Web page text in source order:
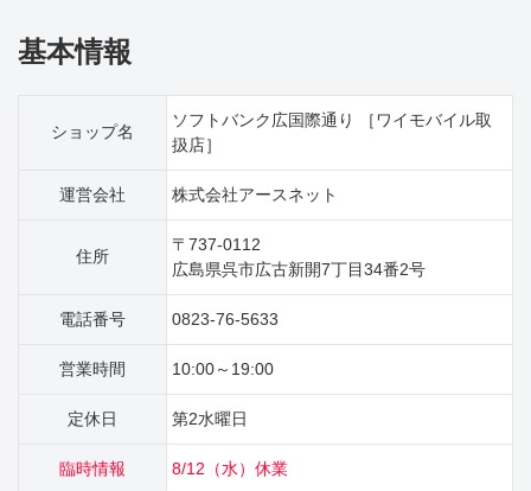
基本情報
ショップ名
ソフトバンク広国際通り ［ワイモバイル取
扱店］
運営会社 株式会社アースネット
住所
〒737-0112
広島県呉市広古新開7丁目34番2号
電話番号 0823-76-5633
営業時間 10:00～19:00
定休日 第2水曜日
臨時情報 8/12（水）休業